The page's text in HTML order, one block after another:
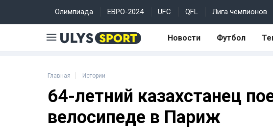
Олимпиада ЕВРО-2024 UFC QFL Лига чемпионов
Новости Футбол
Главная Истории
64-летний казахстанец
велосипеде в Париж